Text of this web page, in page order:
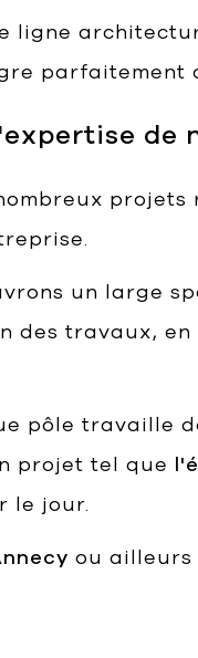
ligne
parfaitement
de
un large
travaux,
pôle travaille
projet tel que
le jour.
ou ailleurs